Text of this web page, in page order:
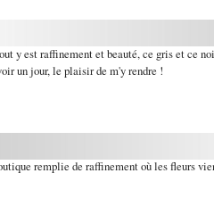
y est raffinement et beauté, ce gris et ce
un jour, le plaisir de m'y rendre !
remplie de raffinement où les fleurs